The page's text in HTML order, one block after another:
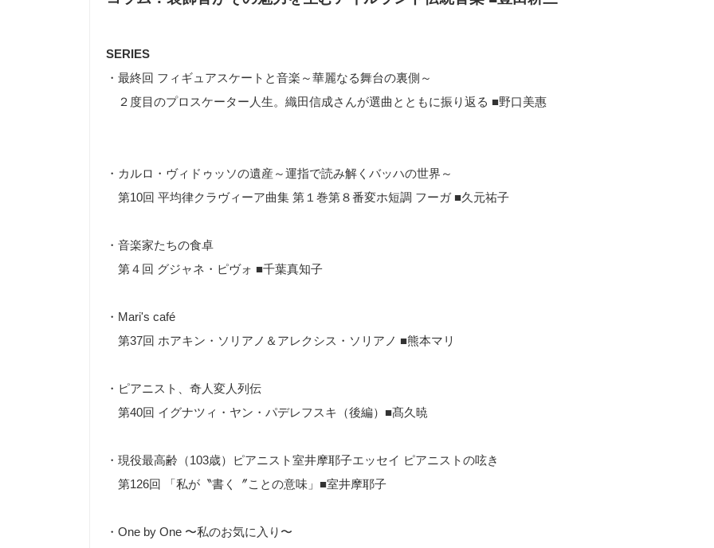
SERIES
・最終回 フィギュアスケートと音楽～華麗なる舞台の裏側～
２度目のプロスケーター人生。織田信成さんが選曲とともに振り返る ■野口美惠
・カルロ・ヴィドゥッソの遺産～運指で読み解くバッハの世界～
第10回 平均律クラヴィーア曲集 第１巻第８番変ホ短調 フーガ ■久元祐子
・音楽家たちの食卓
第４回 グジャネ・ピヴォ ■千葉真知子
・Mari's café
第37回 ホアキン・ソリアノ＆アレクシス・ソリアノ ■熊本マリ
・ピアニスト、奇人変人列伝
第40回 イグナツィ・ヤン・パデレフスキ（後編） ■髙久暁
・現役最高齢（103歳）ピアニスト室井摩耶子エッセイ ピアニストの呟き
第126回 「私が〝書く〞ことの意味」■室井摩耶子
・One by One 〜私のお気に入り〜